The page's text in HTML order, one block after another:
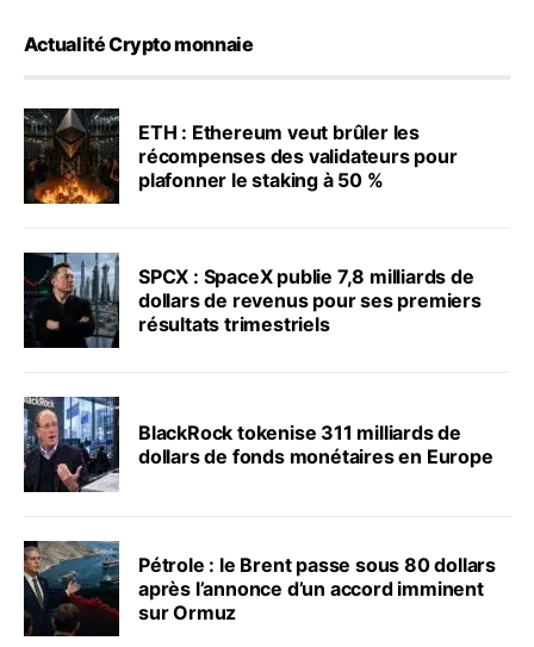
Actualité Crypto monnaie
ETH : Ethereum veut brûler les
récompenses des validateurs pour
plafonner le staking à 50 %
SPCX : SpaceX publie 7,8 milliards de
dollars de revenus pour ses premiers
résultats trimestriels
BlackRock tokenise 311 milliards de
dollars de fonds monétaires en Europe
Pétrole : le Brent passe sous 80 dollars
après l’annonce d’un accord imminent
sur Ormuz